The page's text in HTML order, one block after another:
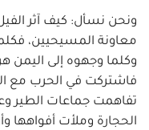
ونحن نسأل: كيف آثر
معاونة المسيحيين،
وكلما وجهوه إلى اليمن
فاشتركت في الحرب مع
تفاهمت جماعات الطير
الحجارة وملأت